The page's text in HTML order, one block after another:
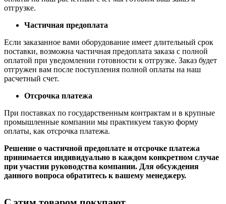
отгрузке.
Частичная предоплата
Если заказанное вами оборудование имеет длительный срок
поставки, возможна частичная предоплата заказа с полной
оплатой при уведомлении готовности к отгрузке. Заказ будет
отгружен вам после поступления полной оплаты на наш
расчетный счет.
Отсрочка платежа
При поставках по государственным контрактам и в крупные
промышленные компании мы практикуем такую форму
оплаты, как отсрочка платежа.
Решение о частичной предоплате и отсрочке платежа
принимается индивидуально в каждом конкретном случае
при участии руководства компании. Для обсуждения
данного вопроса обратитесь к вашему менеджеру.
С этим товаром покупают